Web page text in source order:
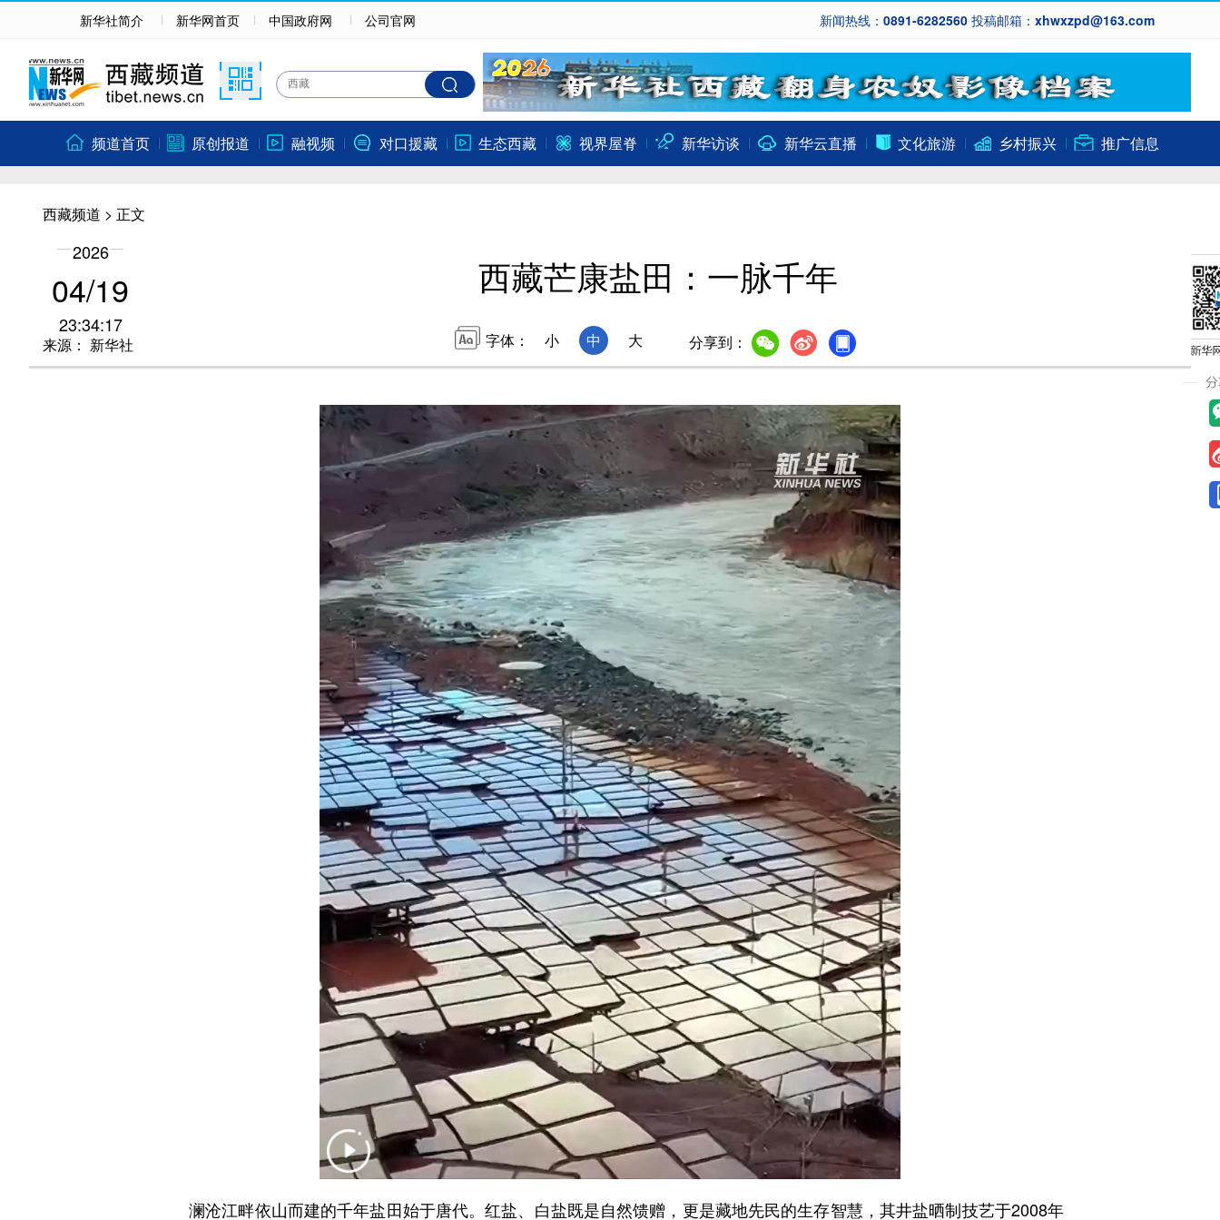
新华社简介 新华网首页 中国政府网 公司官网 新闻热线：0891-6282560 投稿邮箱：xhwxzpd@163.com
频道首页 原创报道 融视频 对口援藏 生态西藏 视界屋脊 新华访谈 新华云直播 文化旅游 乡村振兴 推广信息
西藏频道 > 正文
2026
04/19
23:34:17
来源： 新华社
西藏芒康盐田：一脉千年
字体： 小 中 大 分享到：
澜沧江畔依山而建的千年盐田始于唐代。红盐、白盐既是自然馈赠，更是藏地先民的生存智慧，其井盐晒制技艺于2008年